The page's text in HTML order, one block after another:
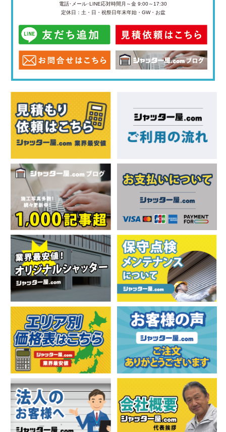
電話･メール･LINE応対時間 月～金 9:00～17:30
定休日：土・日・祝祭日年末年始・GW・お盆